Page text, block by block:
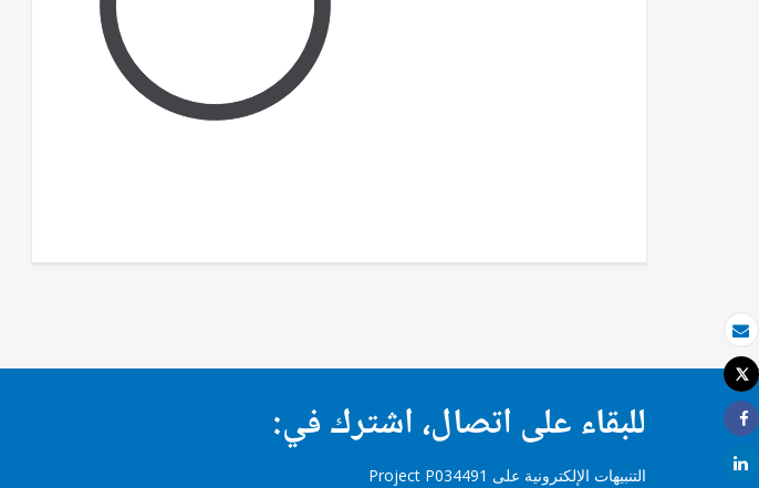
بريد الكتروني
طباعة
Tweet
Share
Share
للبقاء على اتصال، اشترك في:
التنبيهات الإلكترونية على Project P034491